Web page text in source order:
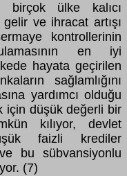
birçok ülke kalıcı
gelir ve ihracat artışı
kontrollerinin
en iyi
hayata geçirilen
sağlamlığını
yardımcı olduğu
için düşük değerli bir
kılıyor, devlet
faizli krediler
bu sübvansiyonlu
(7)